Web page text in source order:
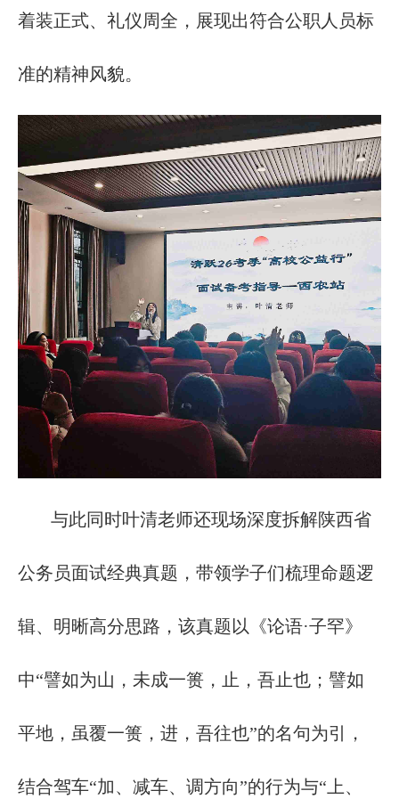
着装正式、礼仪周全，展现出符合公职人员标
准的精神风貌。
与此同时叶清老师还现场深度拆解陕西省
公务员面试经典真题，带领学子们梳理命题逻
辑、明晰高分思路，该真题以《论语·子罕》
中“譬如为山，未成一篑，止，吾止也；譬如
平地，虽覆一篑，进，吾往也”的名句为引，
结合驾车“加、减车、调方向”的行为与“上、